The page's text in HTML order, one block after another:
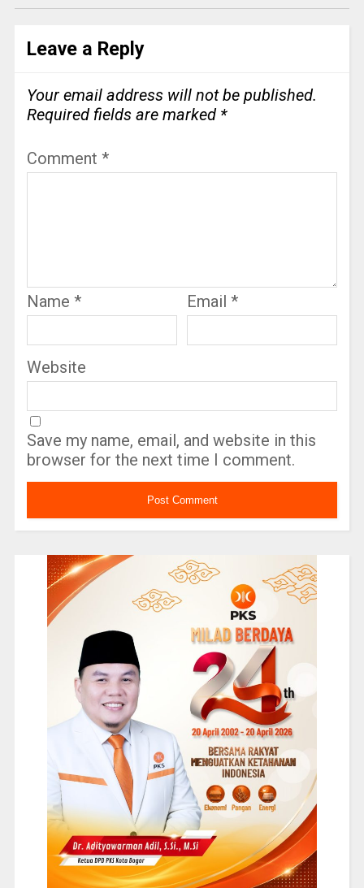
Leave a Reply
Your email address will not be published.
Required fields are marked *
Comment *
Name * Email *
Website
Save my name, email, and website in this
browser for the next time I comment.